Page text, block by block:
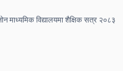
माध्यमिक विद्यालयमा शैक्षिक सत्र २०८३